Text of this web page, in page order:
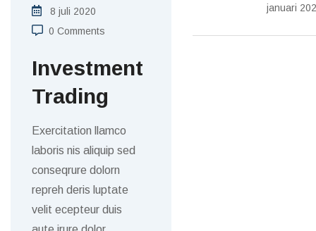
8 juli 2020
0 Comments
Investment
Trading
Exercitation llamco
laboris nis aliquip sed
conseqrure dolorn
repreh deris luptate
velit ecepteur duis
januari